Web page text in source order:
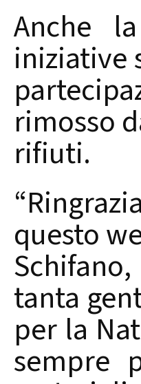
Anche
iniziative
rimosso
rifiuti.
questo
tanta
per la
sempre